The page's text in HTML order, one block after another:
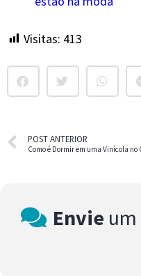
Visitas: 413
POST ANTERIOR
Envie um